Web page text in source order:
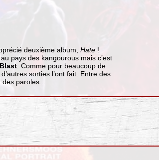
deuxième album, Hate!
pays des kangourous mais c’est
. Comme pour beaucoup de
sorties l’ont fait. Entre des
des paroles...